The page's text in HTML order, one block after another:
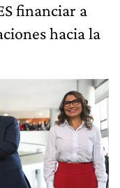
financiar a
hacia la